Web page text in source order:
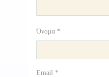
Όνομα *
Email *